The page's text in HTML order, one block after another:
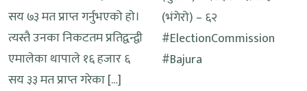
सय ७३ मत प्राप्त गर्नुभएको हाे।
त्यस्तै उनका निकटतम प्रतिद्वन्द्वी
एमालेका थापाले १६ हजार ६
सय ३३ मत प्राप्त गरेका […]
(भंगेरो) – ६२
#ElectionCommission
#Bajura